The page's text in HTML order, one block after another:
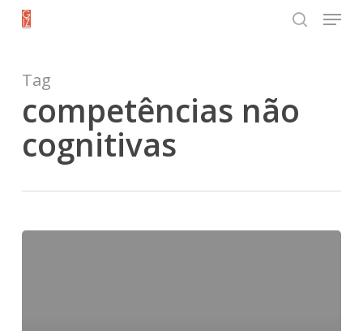
Skip
content
Menu
Tag
competências não
cognitivas